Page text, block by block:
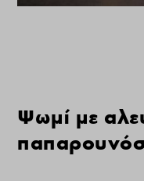
Ψωμί με